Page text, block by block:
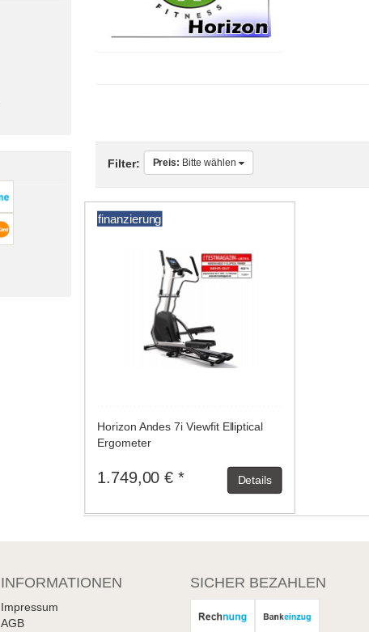
Filter: Preis: Bitte wählen
finanzierung
Horizon Andes 7i Viewfit Elliptical
Ergometer
1.749,00 € * Details
INFORMATIONEN
Impressum
AGB
SICHER BEZAHLEN